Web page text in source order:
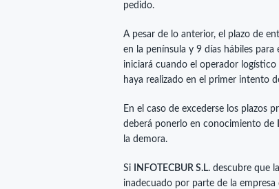
pedido.
A pesar de lo anterior, el plazo de
en la península y 9 días hábiles para
iniciará cuando el operador
haya realizado en el primer intento
En el caso de excederse los plazos
deberá ponerlo en conocimiento de
la demora.
Si INFOTECBUR S.L. descubre que
inadecuado por parte de la empresa